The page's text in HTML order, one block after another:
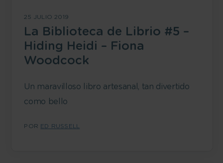
25 JULIO 2019
La Biblioteca de Librio #5 –
Hiding Heidi – Fiona
Woodcock
Un maravilloso libro artesanal, tan divertido
como bello
POR ED RUSSELL